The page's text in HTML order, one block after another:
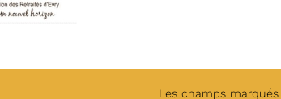
Les champs marqués